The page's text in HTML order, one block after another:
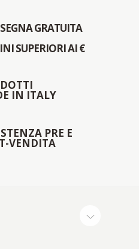
GRATUITA
SUPERIORI AI €
IN ITALY
PRE E
VENDITA